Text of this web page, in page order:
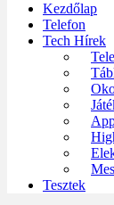
Kezdőlap
Telefon
Tech Hírek
Tesztek